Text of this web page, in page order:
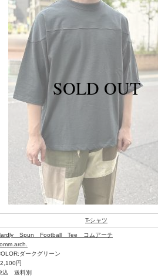
T-シャツ
Spun Football Tee コムアーチ
ダークグリーン
円
込 送料別